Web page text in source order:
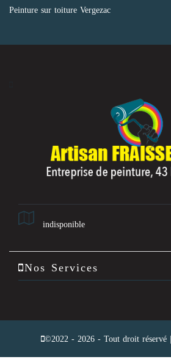
Peinture sur toiture Vergezac
indisponible
Nos Services
©2022 - 2026 - Tout droit réservé |